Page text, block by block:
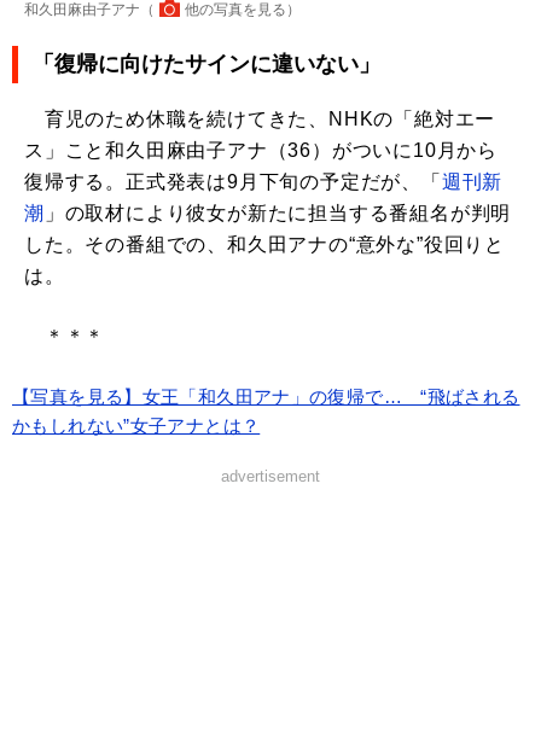
和久田麻由子アナ（ 他の写真を見る ）
「復帰に向けたサインに違いない」
育児のため休職を続けてきた、NHKの「絶対エー
ス」こと和久田麻由子アナ（36）がついに10月から
復帰する。正式発表は9月下旬の予定だが、「 週刊新
潮 」の取材により彼女が新たに担当する番組名が判明
した。その番組での、和久田アナの“意外な”役回りと
は。
＊＊＊
【写真を見る】女王「和久田アナ」の復帰で… “飛ばされる
かもしれない”女子アナとは？
advertisement